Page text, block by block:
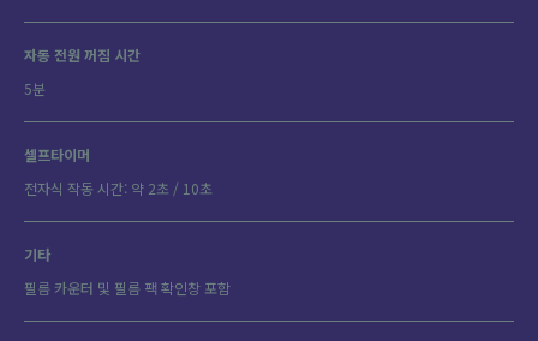
자동 전원 꺼짐 시간
5분
셀프타이머
전자식 작동 시간: 약 2초 / 10초
기타
필름 카운터 및 필름 팩 확인창 포함